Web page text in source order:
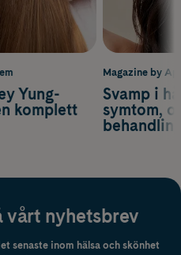
Magazine by
Svamp i
symtom,
Yung-
komplett
vårt nyhetsbrev
senaste inom hälsa och skönhet